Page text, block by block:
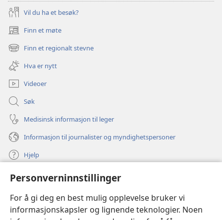
Personverninnstillinger
For å gi deg en best mulig opplevelse bruker vi
informasjonskapsler og lignende teknologier. Noen
Vil du ha et besøk?
Finn et møte
(åpner
nytt
vindu)
Finn et regionalt stevne
(åpner
nytt
vindu)
Hva er nytt
Videoer
Søk
Medisinsk informasjon til leger
Informasjon til journalister og myndighetspersoner
Hjelp
Bidrag
(åpner
nytt
vindu)Watchtower ONLINE LIBRARY™
(åpner